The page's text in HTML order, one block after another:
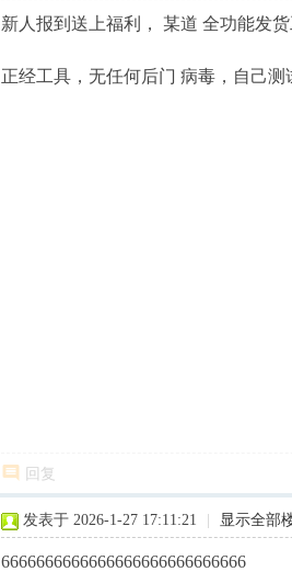
新人报到送上福利， 某道 全功能发
正经工具，无任何后门 病毒，自己测
回复
发表于 2026-1-27 17:11:21 显示全部
6666666666666666666666666666